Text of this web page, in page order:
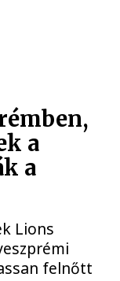
a
a
Lions
felnőtt